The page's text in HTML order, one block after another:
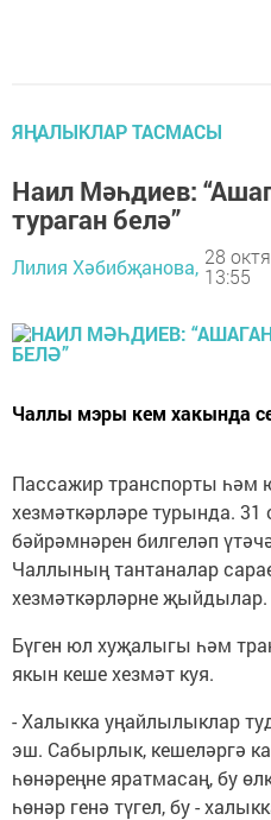
ЯҢАЛЫКЛАР ТАСМАСЫ
Наил Мәһдиев:
тураган белә”
Лилия Хәбибҗанова, 28
13:55
Чаллы мэры кем хакында
Пассажир транспорты һәм
хезмәткәрләре турында. 31
бәйрәмнәрен билгеләп
Чаллының тантаналар
хезмәткәрләрне җыйдылар.
Бүген юл хуҗалыгы һәм
якын кеше хезмәт куя.
- Халыкка уңайлылыклар
эш. Сабырлык, кешеләргә
һөнәреңне яратмасаң, бу
һөнәр генә түгел, бу -